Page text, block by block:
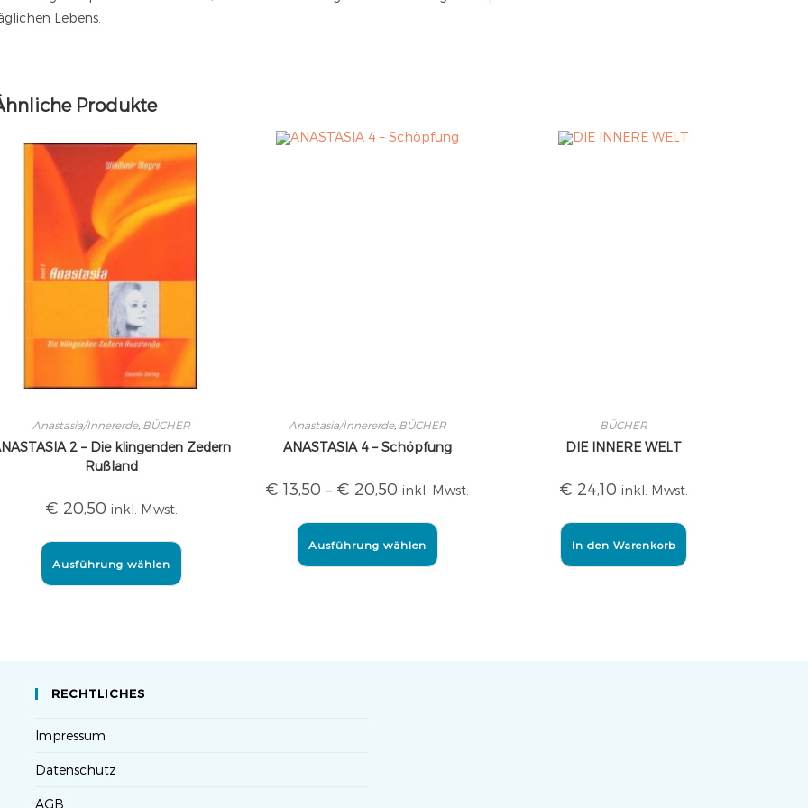
Lebens.
Produkte
Anastasia/Innererde, BÜCHER
2 – Die klingenden Zedern
Rußland
€ 20,50 inkl. Mwst.
Ausführung wählen
Anastasia/Innererde, BÜCHER
ANASTASIA 4 – Schöpfung
€ 13,50 – € 20,50 inkl. Mwst.
Ausführung wählen
BÜCHER
DIE INNERE WELT
€ 24,10 inkl. Mwst.
In den Warenkorb
RECHTLICHES
Impressum
Datenschutz
AGB